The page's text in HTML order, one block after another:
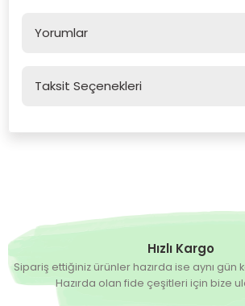
Yorumlar
Taksit Seçenekleri
Hızlı Kargo
Sipariş ettiğiniz ürünler hazırda ise aynı gün
Hazırda olan fide çeşitleri için bize